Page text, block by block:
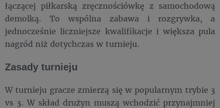
łączącej piłkarską zręcznościówkę z samochodową
demolką. To wspólna zabawa i rozgrywka, a
jednocześnie liczniejsze kwalifikacje i większa pula
nagród niż dotychczas w turnieju.
Zasady turnieju
W turnieju gracze zmierzą się w popularnym trybie 3
vs 3. W skład drużyn muszą wchodzić przynajmniej